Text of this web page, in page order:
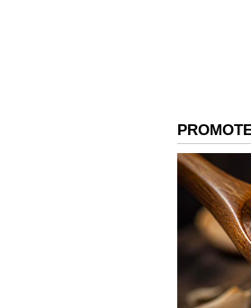
பணம் எங்கே
பொங்கல்